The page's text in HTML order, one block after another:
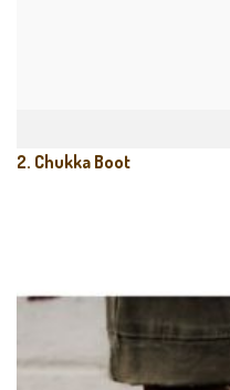
2. Chukka Boot